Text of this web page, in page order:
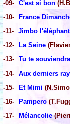
-09- C'est si bon
-10-
France
-11- Jimbo l'éléphant
-12-
La Seine
-13- Tu te
-14- Aux derniers
-15-
Et Mimi
-16-
Pampero
-17-
Mélancolie